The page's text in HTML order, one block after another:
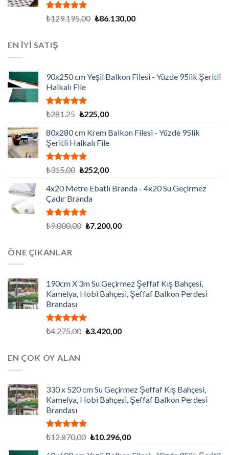
5 üzerinden
₺129.195,00 Orijinal
₺86.130,00Şu
EN İYİ SATIŞ
90x250 cm Yeşil Balkon Filesi - Yüzde 95lik Şeritli
Halkalı File
5 üzerinden
oy
aldı
₺281,25 Orijinal
₺281,25.
₺225,00Şu
fiyat:
₺225,00.
80x280 cm Krem Balkon Filesi - Yüzde 95lik
Şeritli Halkalı File
5 üzerinden
oy
aldı
₺315,00 Orijinal
₺315,00.
₺252,00Şu
fiyat:
4x20 Metre Ebatlı Branda - 4x20 Su Geçirmez
Çadır Branda
5 üzerinden
oy
₺9.000,00 Orijinal
₺7.200,00Şu
ÖNE ÇIKANLAR
190cm X 3m Su Geçirmez Şeffaf Kış Bahçesi,
Kamelya, Hobi Bahçesi, Şeffaf Balkon Perdesi
Brandası
5 üzerinden
oy
₺4.275,00 Orijinal
₺3.420,00Şu
EN ÇOK OY ALAN
330 x 520 cm Su Geçirmez Şeffaf Kış Bahçesi,
Kamelya, Hobi Bahçesi, Şeffaf Balkon Perdesi
Brandası
5 üzerinden
aldı
₺12.870,00 Orijinal
₺10.296,00Şu